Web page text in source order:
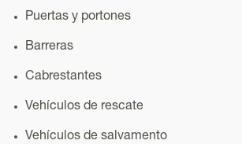
Puertas y portones
Barreras
Cabrestantes
Vehículos de rescate
Vehículos de salvamento